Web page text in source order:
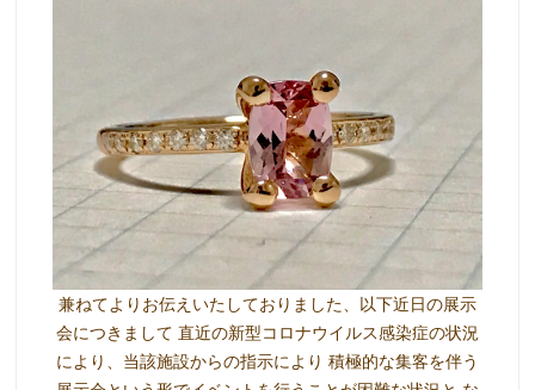
兼ねてよりお伝えいたしておりました、以下近日の展示
会につきまして 直近の新型コロナウイルス感染症の状況
により、当該施設からの指示により 積極的な集客を伴う